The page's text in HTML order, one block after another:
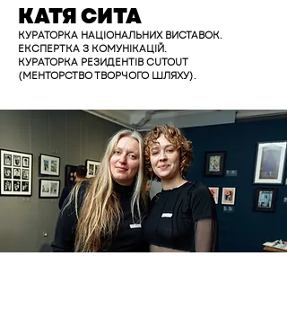
КАТЯ СИТА
КУРАТОРКА НАЦІОНАЛЬНИХ ВИСТАВОК.
ЕКСПЕРТКА З КОМУНІКАЦІЙ.
КУРАТОРКА РЕЗИДЕНТІВ CUTOUT
(МЕНТОРСТВО ТВОРЧОГО ШЛЯХУ).